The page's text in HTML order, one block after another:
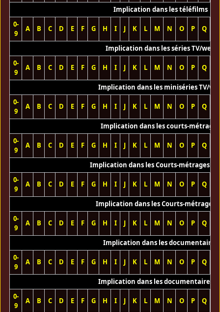
Implication dans les téléfilms
0-
9
A B C D E F G H I J K L M N O P Q
Implication dans les séries TV/web
0-
9
A B C D E F G H I J K L M N O P Q
Implication dans les miniséries TV/
0-
9
A B C D E F G H I J K L M N O P Q
Implication dans les courts-métrages
0-
9
A B C D E F G H I J K L M N O P Q
Implication dans les Courts-métrages
0-
9
A B C D E F G H I J K L M N O P Q
Implication dans les Courts-métrages
0-
9
A B C D E F G H I J K L M N O P Q
Implication dans les documentaires
0-
9
A B C D E F G H I J K L M N O P Q
Implication dans les documentaires
0-
9
A B C D E F G H I J K L M N O P Q